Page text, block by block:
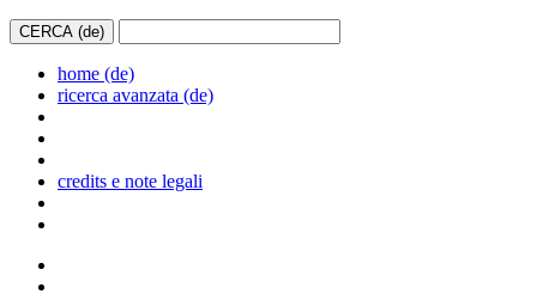
home (de)
ricerca avanzata (de)
credits e note legali